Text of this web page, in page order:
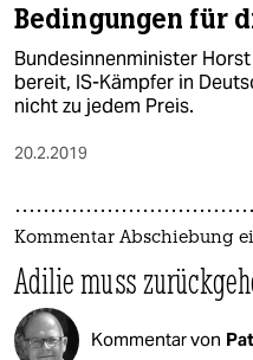
Bedingungen für
Bundesinnenminister
bereit, IS-Kämpfer in
nicht zu jedem Preis.
20.2.2019
Kommentar Abschiebung
Adilie muss
Kommentar von